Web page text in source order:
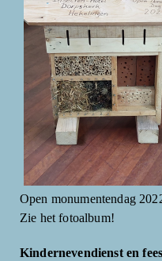
Open monumentendag
Zie het fotoalbum!
Kindernevendienst en